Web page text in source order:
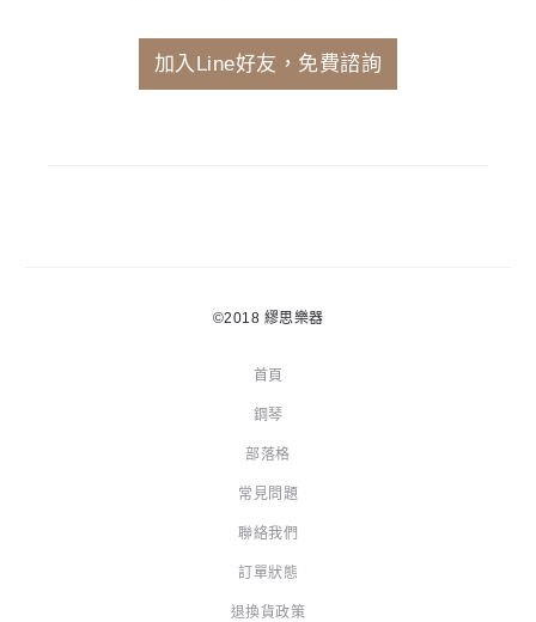
加入Line好友，免費諮詢
©2018 繆思樂器
首頁
鋼琴
部落格
常見問題
聯絡我們
訂單狀態
退換貨政策